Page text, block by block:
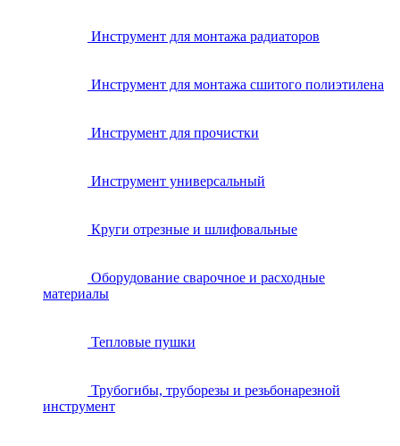
Инструмент для монтажа радиаторов
Инструмент для монтажа сшитого полиэтилена
Инструмент для прочистки
Инструмент универсальный
Круги отрезные и шлифовальные
Оборудование сварочное и расходные
материалы
Тепловые пушки
Трубогибы, труборезы и резьбонарезной
инструмент